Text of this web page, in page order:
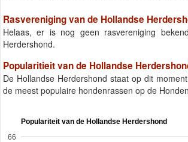
Rasvereniging van de Hollandse
Helaas, er is nog geen rasvereniging
Herdershond.
Popularitieit van de Hollandse
De Hollandse Herdershond staat op dit
de meest populaire hondenrassen op de
Populariteit van de Hollandse Herdershond
66